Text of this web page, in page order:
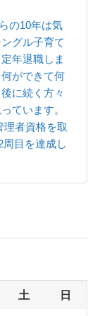
の10年は気
グル子育て
年退職しま
ができて何
に続く方々
ています。
理者資格を取
目を達成し
土 日